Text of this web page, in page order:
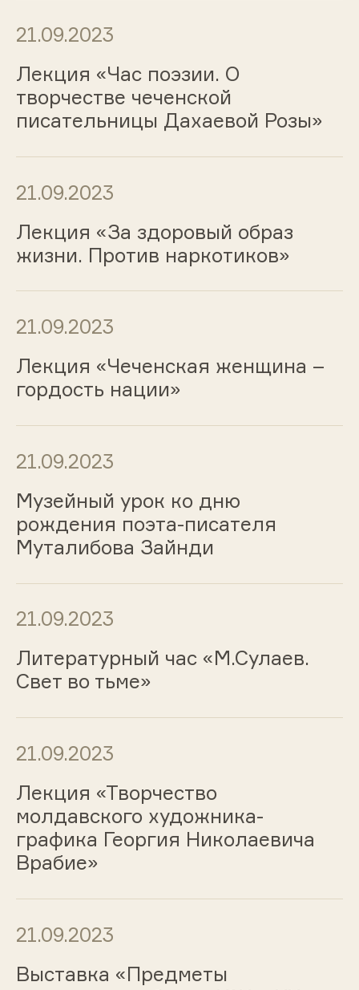
21.09.2023
Лекция «Час поэзии. О
творчестве чеченской
писательницы Дахаевой Розы»
21.09.2023
Лекция «За здоровый образ
жизни. Против наркотиков»
21.09.2023
Лекция «Чеченская женщина –
гордость нации»
21.09.2023
Музейный урок ко дню
рождения поэта-писателя
Муталибова Зайнди
21.09.2023
Литературный час «М.Сулаев.
Свет во тьме»
21.09.2023
Лекция «Творчество
молдавского художника-
графика Георгия Николаевича
Врабие»
21.09.2023
Выставка «Предметы